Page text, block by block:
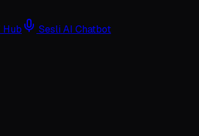
Hub Sesli AI Chatbot